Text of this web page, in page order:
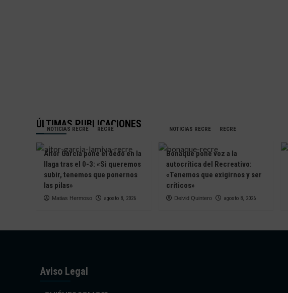
ÚLTIMAS PUBLICACIONES
NOTICIAS RECRE RECRE
Aitor García pone el dedo en la
llaga tras el 0-3: «Si queremos
subir, tenemos que ponernos
las pilas»
Matias Hermoso agosto 8, 2026
NOTICIAS RECRE RECRE
Bonaque pone voz a la
autocrítica del Recreativo:
«Tenemos que exigirnos y ser
críticos»
Deivid Quintero agosto 8, 2026
Aviso Legal